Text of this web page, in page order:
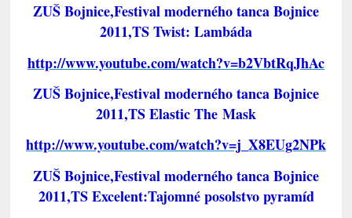
ZUŠ Bojnice,Festival moderného tanca Bojnice
2011,TS Twist: Lambáda
http://www.youtube.com/watch?v=b2VbtRqJhAc
ZUŠ Bojnice,Festival moderného tanca Bojnice
2011,TS Elastic The Mask
http://www.youtube.com/watch?v=j_X8EUg2NPk
ZUŠ Bojnice,Festival moderného tanca Bojnice
2011,TS Excelent:Tajomné posolstvo pyramíd